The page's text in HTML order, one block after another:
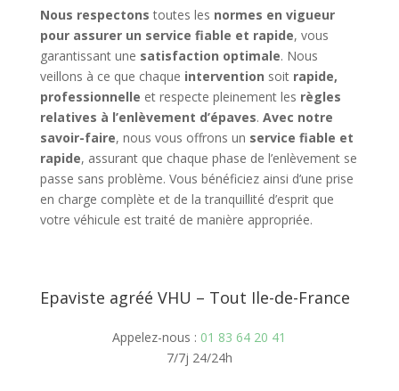
Nous respectons toutes les normes en vigueur
pour assurer un service fiable et rapide, vous
garantissant une satisfaction optimale. Nous
veillons à ce que chaque intervention soit rapide,
professionnelle et respecte pleinement les règles
relatives à l’enlèvement d’épaves. Avec notre
savoir-faire, nous vous offrons un service fiable et
rapide, assurant que chaque phase de l’enlèvement se
passe sans problème. Vous bénéficiez ainsi d’une prise
en charge complète et de la tranquillité d’esprit que
votre véhicule est traité de manière appropriée.
Epaviste agréé VHU – Tout Ile-de-France
Appelez-nous : 01 83 64 20 41
7/7j 24/24h